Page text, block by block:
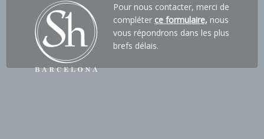
Pour nous contacter, merci de
compléter ce formulaire, nous
vous répondrons dans les plus
brefs délais.